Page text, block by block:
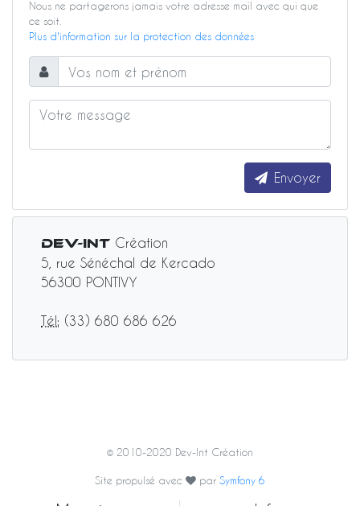
Nous ne partagerons jamais votre adresse mail avec qui que
ce soit.
Plus d'information sur la protection des données
Email
Username
Message
Envoyer
Dev-Int Création
5, rue Sénéchal de Kercado
56300 PONTIVY
Tél: (33) 680 686 626
© 2010-2020 Dev-Int Création
Site propulsé avec par Symfony 6